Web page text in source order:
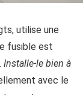
utilise une
fusible est
Installe-le bien à
avec le